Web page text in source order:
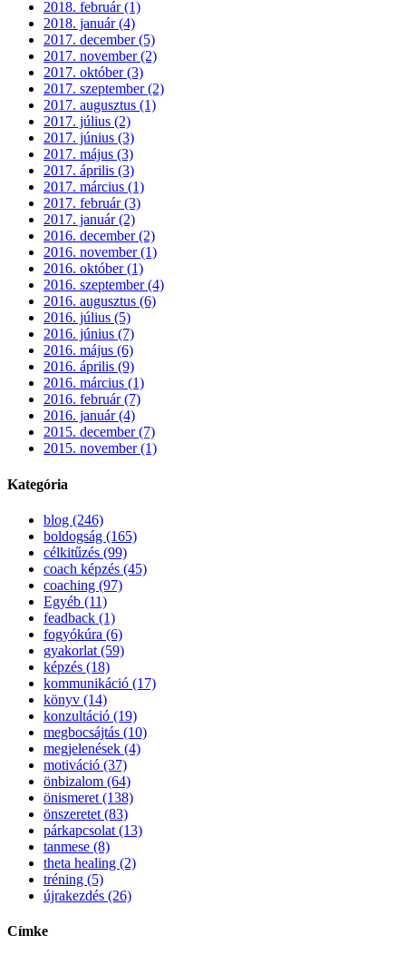
2018. február (1)
2018. január (4)
2017. december (5)
2017. november (2)
2017. október (3)
2017. szeptember (2)
2017. augusztus (1)
2017. július (2)
2017. június (3)
2017. május (3)
2017. április (3)
2017. március (1)
2017. február (3)
2017. január (2)
2016. december (2)
2016. november (1)
2016. október (1)
2016. szeptember (4)
2016. augusztus (6)
2016. július (5)
2016. június (7)
2016. május (6)
2016. április (9)
2016. március (1)
2016. február (7)
2016. január (4)
2015. december (7)
2015. november (1)
Kategória
blog (246)
boldogság (165)
célkitűzés (99)
coach képzés (45)
coaching (97)
Egyéb (11)
feadback (1)
fogyókúra (6)
gyakorlat (59)
képzés (18)
kommunikáció (17)
könyv (14)
konzultáció (19)
megbocsájtás (10)
megjelenések (4)
motiváció (37)
önbizalom (64)
önismeret (138)
önszeretet (83)
párkapcsolat (13)
tanmese (8)
theta healing (2)
tréning (5)
újrakezdés (26)
Címke